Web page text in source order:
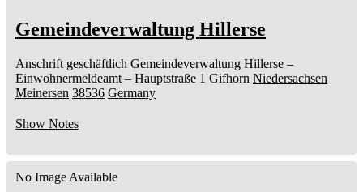
Gemeindeverwaltung Hillerse
Anschrift geschäftlich Gemeindeverwaltung Hillerse –
Einwohnermeldeamt – Hauptstraße 1 Gifhorn Niedersachsen
Meinersen 38536 Germany
Show Notes
No Image Available